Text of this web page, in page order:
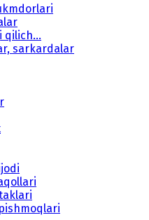
qilich...
sarkardalar